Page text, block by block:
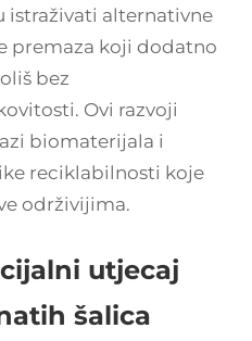
istraživati alternativne
premaza koji dodatno
bez
Ovi razvoji
biomaterijala i
reciklabilnosti koje
održivijima.
utjecaj
šalica